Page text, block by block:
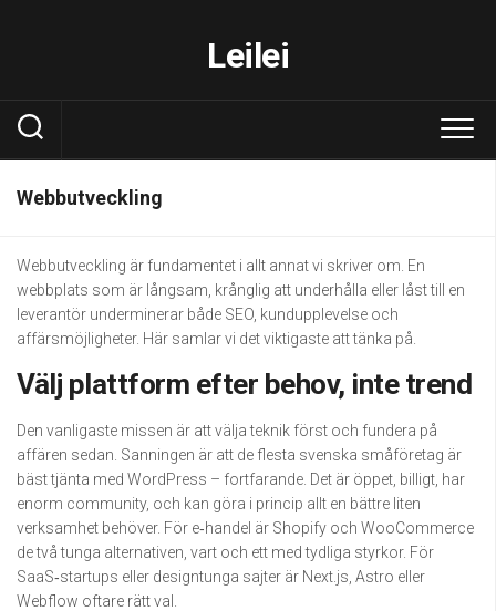
Leilei
Webbutveckling
Webbutveckling är fundamentet i allt annat vi skriver om. En
webbplats som är långsam, krånglig att underhålla eller låst till en
leverantör underminerar både SEO, kundupplevelse och
affärsmöjligheter. Här samlar vi det viktigaste att tänka på.
Välj plattform efter behov, inte trend
Den vanligaste missen är att välja teknik först och fundera på
affären sedan. Sanningen är att de flesta svenska småföretag är
bäst tjänta med WordPress – fortfarande. Det är öppet, billigt, har
enorm community, och kan göra i princip allt en bättre liten
verksamhet behöver. För e‑handel är Shopify och WooCommerce
de två tunga alternativen, vart och ett med tydliga styrkor. För
SaaS‑startups eller designtunga sajter är Next.js, Astro eller
Webflow oftare rätt val.